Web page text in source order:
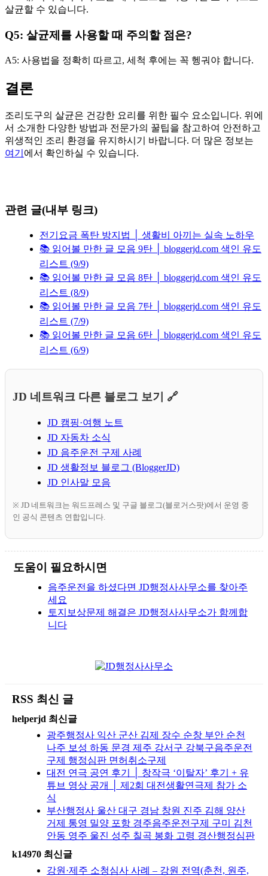
살균할 수 있습니다.
Q5: 살균제를 사용할 때 주의할 점은?
A5: 사용법을 정확히 따르고, 세척 후에는 꼭 헹궈야 합니다.
결론
조리도구의 살균은 건강한 요리를 위한 필수 요소입니다. 위에
서 소개한 다양한 방법과 전문가의 꿀팁을 참고하여 안전하고
위생적인 조리 환경을 유지하시기 바랍니다. 더 많은 정보는
여기 에서 확인하실 수 있습니다.
관련 글(내부 링크)
전기요금 폭탄 방지법 │ 생활비 아끼는 실속 노하우
📚 읽어볼 만한 글 모음 9탄 │ bloggerjd.com 색인 유도
리스트 (9/9)
📚 읽어볼 만한 글 모음 8탄 │ bloggerjd.com 색인 유도
리스트 (8/9)
📚 읽어볼 만한 글 모음 7탄 │ bloggerjd.com 색인 유도
리스트 (7/9)
📚 읽어볼 만한 글 모음 6탄 │ bloggerjd.com 색인 유도
리스트 (6/9)
JD 네트워크 다른 블로그 보기 🔗
JD 캠핑·여행 노트
JD 자동차 소식
JD 음주운전 구제 사례
JD 생활정보 블로그 (BloggerJD)
JD 인사말 모음
※ JD 네트워크는 워드프레스 및 구글 블로그(블로거스팟)에서 운영 중
인 공식 콘텐츠 연합입니다.
도움이 필요하시면
음주운전을 하셨다면 JD행정사사무소를 찾아주
세요
토지보상문제 해결은 JD행정사사무소가 함께합
니다
RSS 최신 글
helperjd 최신글
광주행정사 익산 군산 김제 장수 순창 부안 순천
나주 보성 하동 문경 제주 강서구 강북구음주운전
구제 행정심판 면허취소구제
대전 연극 공연 후기 │ 창작극 ‘이탈자’ 후기 + 유
튜브 영상 공개 │ 제2회 대전생활연극제 참가 소
식
부산행정사 울산 대구 경남 창원 진주 김해 양산
거제 통영 밀양 포항 경주음주운전구제 구미 김천
안동 영주 울진 성주 칠곡 봉화 고령 경산행정심판
k14970 최신글
강원·제주 소청심사 사례 – 강원 전역(춘천, 원주,